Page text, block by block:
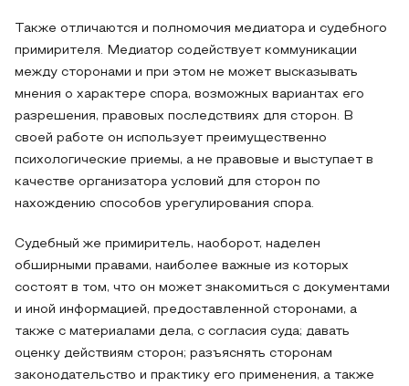
Также отличаются и полномочия медиатора и судебного
примирителя. Медиатор содействует коммуникации
между сторонами и при этом не может высказывать
мнения о характере спора, возможных вариантах его
разрешения, правовых последствиях для сторон. В
своей работе он использует преимущественно
психологические приемы, а не правовые и выступает в
качестве организатора условий для сторон по
нахождению способов урегулирования спора.
Судебный же примиритель, наоборот, наделен
обширными правами, наиболее важные из которых
состоят в том, что он может знакомиться с документами
и иной информацией, предоставленной сторонами, а
также с материалами дела, с согласия суда; давать
оценку действиям сторон; разъяснять сторонам
законодательство и практику его применения, а также